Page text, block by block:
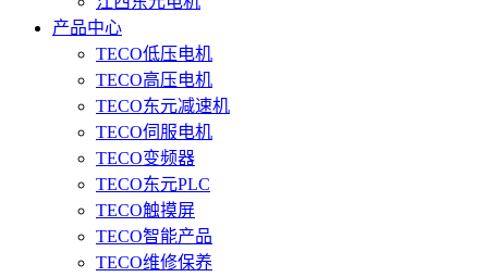
产品中心
TECO低压电机
TECO高压电机
TECO东元减速机
TECO伺服电机
TECO变频器
TECO东元PLC
TECO触摸屏
TECO智能产品
TECO维修保养